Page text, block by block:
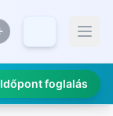
Időpont foglalás